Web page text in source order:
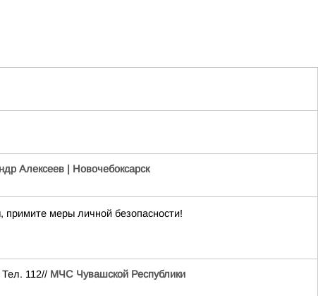
Алексеев | Новочебоксарск
меры личной безопасности!
112// МЧС Чувашской Республики